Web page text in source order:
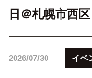
日＠札幌市西区
2026/07/30 イベ